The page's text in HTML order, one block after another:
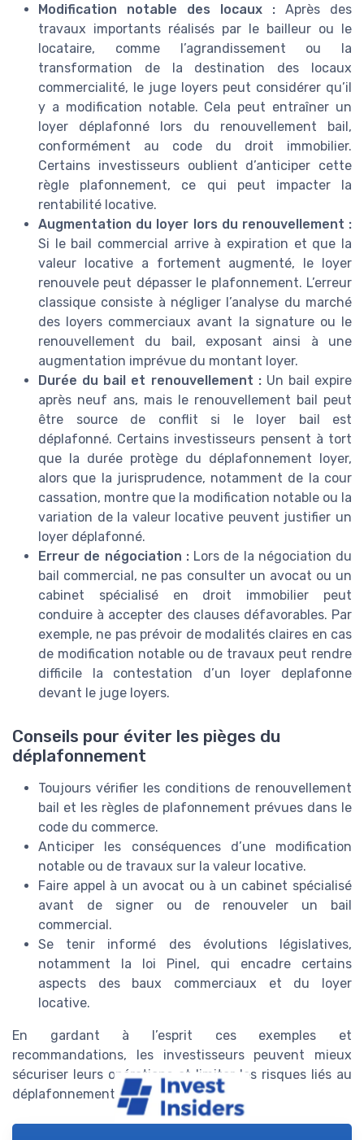
Modification notable des locaux : Après des
travaux importants réalisés par le bailleur ou le
locataire, comme l’agrandissement ou la
transformation de la destination des locaux
commercialité, le juge loyers peut considérer qu’il
y a modification notable. Cela peut entraîner un
loyer déplafonné lors du renouvellement bail,
conformément au code du droit immobilier.
Certains investisseurs oublient d’anticiper cette
règle plafonnement, ce qui peut impacter la
rentabilité locative.
Augmentation du loyer lors du renouvellement :
Si le bail commercial arrive à expiration et que la
valeur locative a fortement augmenté, le loyer
renouvele peut dépasser le plafonnement. L’erreur
classique consiste à négliger l’analyse du marché
des loyers commerciaux avant la signature ou le
renouvellement du bail, exposant ainsi à une
augmentation imprévue du montant loyer.
Durée du bail et renouvellement :Un bail expire
après neuf ans, mais le renouvellement bail peut
être source de conflit si le loyer bail est
déplafonné. Certains investisseurs pensent à tort
que la durée protège du déplafonnement loyer,
alors que la jurisprudence, notamment de la cour
cassation, montre que la modification notable ou la
variation de la valeur locative peuvent justifier un
loyer déplafonné.
Erreur de négociation :Lors de la négociation du
bail commercial, ne pas consulter un avocat ou un
cabinet spécialisé en droit immobilier peut
conduire à accepter des clauses défavorables. Par
exemple, ne pas prévoir de modalités claires en cas
de modification notable ou de travaux peut rendre
difficile la contestation d’un loyer deplafonne
devant le juge loyers.
Conseils pour éviter les pièges du
déplafonnement
Toujours vérifier les conditions de renouvellement
bail et les règles de plafonnement prévues dans le
code du commerce.
Anticiper les conséquences d’une modification
notable ou de travaux sur la valeur locative.
Faire appel à un avocat ou à un cabinet spécialisé
avant de signer ou de renouveler un bail
commercial.
Se tenir informé des évolutions législatives,
notamment la loi Pinel, qui encadre certains
aspects des baux commerciaux et du loyer
locative.
En gardant à l’esprit ces exemples et
recommandations, les investisseurs peuvent mieux
sécuriser leurs opérations et limiter les risques liés au
déplafonnement loyer.